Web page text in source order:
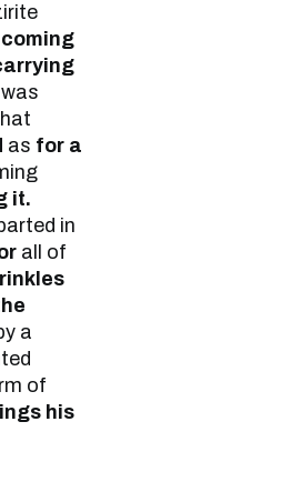
coming
as for a
it.
in
all of
a
of
his